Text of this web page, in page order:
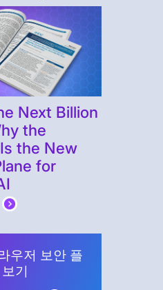
Next Billion
the
the New
for
우저 보안 플
기